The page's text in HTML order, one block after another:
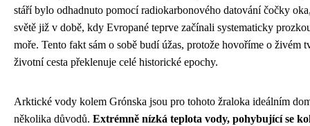
stáří bylo odhadnuto pomocí radiokarbonového datování čočky
světě již v době, kdy Evropané teprve začínali systematicky
moře. Tento fakt sám o sobě budí úžas, protože hovoříme o živém
životní cesta překlenuje celé historické epochy.
Arktické vody kolem Grónska jsou pro tohoto žraloka ideálním
několika důvodů. Extrémně nízká teplota vody, pohybující se